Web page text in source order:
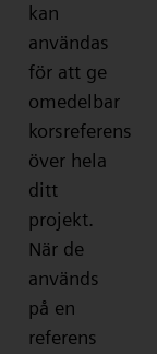
kan
användas
för att ge
omedelbar
korsreferens
över hela
ditt
projekt.
När de
används
på en
referens